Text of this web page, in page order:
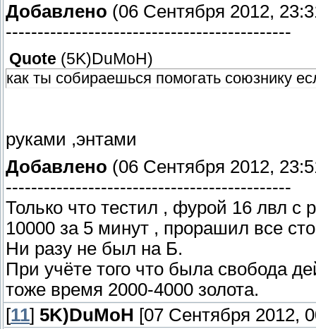
Добавлено (06 Сентября 2012,
---------------------------------------------
Quote (5K)DuMoH)
как ты собираешься помогать союзнику
руками ,энтами
Добавлено (06 Сентября 2012,
---------------------------------------------
Только что тестил , фурой 16 лвл
10000 за 5 минут , прорашил все
Ни разу не был на Б.
При учёте того что была свобода
тоже время 2000-4000 золота.
[11] 5K)DuMoH [07 Сентября 2012,